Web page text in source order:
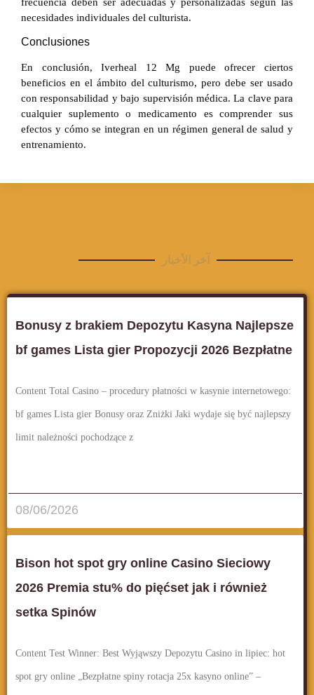
necesidades individuales del culturista.
Conclusiones
En conclusión, Iverheal 12 Mg puede ofrecer ciertos
beneficios en el ámbito del culturismo, pero debe ser usado
con responsabilidad y bajo supervisión médica. La clave para
cualquier suplemento o medicamento es comprender sus
efectos y cómo se integran en un régimen general de salud y
entrenamiento.
آخر الأخبار
Bonusy z brakiem Depozytu Kasyna Najlepsze
bf games Lista gier Propozycji 2026 Bezpłatne
Content Total Casino – procedury płatności w kasynie internetowego:
bf games Lista gier Bonusy oraz Zniżki Jaki wydaje się być najlepszy
limit należności pochodzące z
08/06/2026
Bison hot spot gry online Casino Sieciowy
2026 Premia stu% do pięćset jak i również
setka Spinów
Content Test Winner: Best Wyjąwszy Depozytu Casino in lipiec: hot
spot gry online „Bezpłatne spiny rotacja 25x kasyno online” –